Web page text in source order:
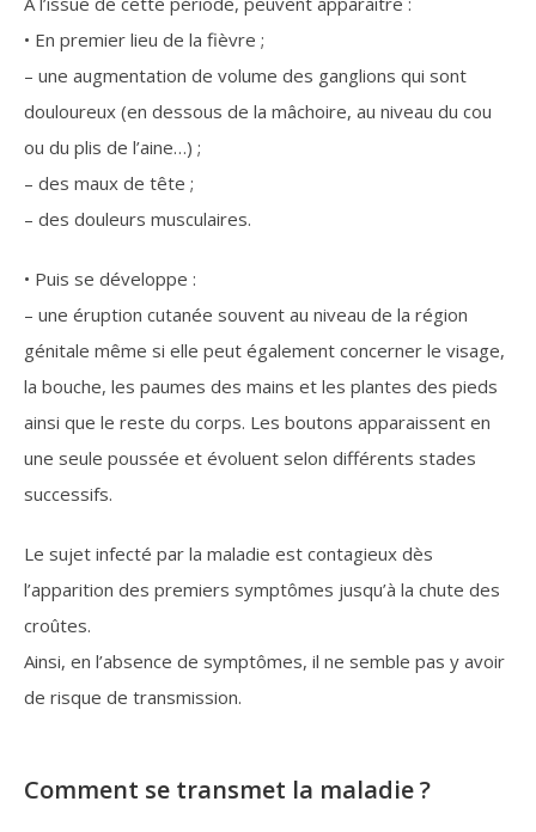
• En premier lieu de la fièvre ;
– une augmentation de volume des ganglions qui sont
douloureux (en dessous de la mâchoire, au niveau du cou
ou du plis de l’aine…) ;
– des maux de tête ;
– des douleurs musculaires.
• Puis se développe :
– une éruption cutanée souvent au niveau de la région
génitale même si elle peut également concerner le visage,
la bouche, les paumes des mains et les plantes des pieds
ainsi que le reste du corps. Les boutons apparaissent en
une seule poussée et évoluent selon différents stades
successifs.
Le sujet infecté par la maladie est contagieux dès
l’apparition des premiers symptômes jusqu’à la chute des
croûtes.
Ainsi, en l’absence de symptômes, il ne semble pas y avoir
de risque de transmission.
Comment se transmet la maladie ?